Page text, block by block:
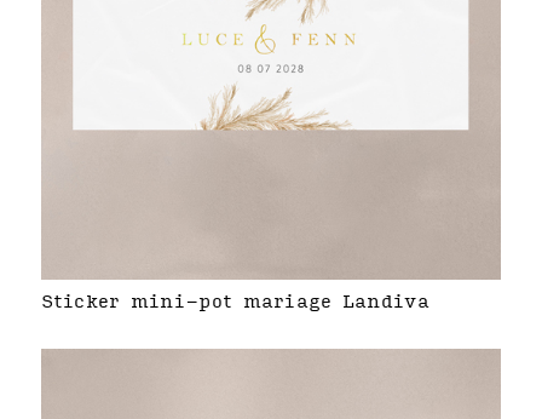
Sticker mini-pot mariage Landiva